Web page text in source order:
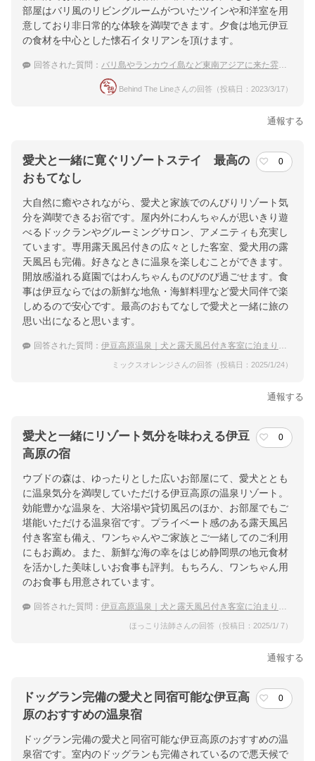
部屋はバリ風のリビングルームがついたツインや和洋室を用
意しており非日常的な体験を満喫できます。夕食は地元伊豆
の食材を中心とした懐石イタリアンを頂けます。
回答された質問： バリ島やランカウイ島など東南アジアに来た雰囲気が味わえて温泉にも入れるところは？
Behind The Lineさんの回答（投稿日：2023/3/17）
通報する
愛犬と一緒に寛ぐリゾートステイ 最高の
おもてなし
0
大自然に癒やされながら、愛犬と家族でのんびりリゾート気
分を満喫できるお宿です。屋内外にわんちゃんが思いきり遊
べるドックランやグルーミングサロン、アメニティも充実し
ています。専用露天風呂付きの広々とした客室、愛犬用の露
天風呂も完備。好きなときに温泉を楽しむことができます。
開放感溢れる庭園ではわんちゃんものびのび過ごせます。食
事は伊豆ならではの新鮮な地魚・海鮮料理など愛犬同伴で楽
しめるので安心です。最高のおもてなしで愛犬と一緒に旅の
思い出になると思います。
回答された質問： 伊豆高原温泉｜犬と露天風呂付き客室に泊まりたい！おすすめの宿は？
ミックスオレンジさんの回答（投稿日：2025/1/24）
通報する
愛犬と一緒にリゾート気分を味わえる伊豆
高原の宿
0
ウブドの森は、ゆったりとした広いお部屋にて、愛犬ととも
に温泉気分を満喫していただける伊豆高原の温泉リゾート。
効能豊かな温泉を、大浴場や貸切風呂のほか、お部屋でもご
堪能いただける温泉宿です。プライベート感のある露天風呂
付き客室も備え、ワンちゃんやご家族とご一緒してのご利用
にもお薦め。また、新鮮な海の幸をはじめ静岡県の地元食材
を活かした美味しいお食事も評判。もちろん、ワンちゃん用
のお食事も用意されています。
回答された質問： 伊豆高原温泉｜犬と露天風呂付き客室に泊まりたい！おすすめの宿は？
ほっこり法師さんの回答（投稿日：2025/1/ 7）
通報する
ドッグラン完備の愛犬と同宿可能な伊豆高
原のおすすめの温泉宿
0
ドッグラン完備の愛犬と同宿可能な伊豆高原のおすすめの温
泉宿です。室内のドッグランも完備されているので悪天候で